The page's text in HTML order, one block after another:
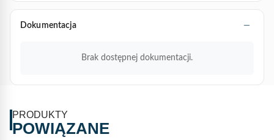
Dokumentacja
Brak dostępnej dokumentacji.
PRODUKTY
POWIĄZANE